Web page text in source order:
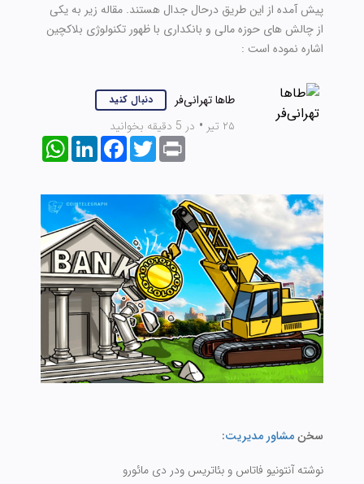
پیش آمده از این طریق درحال جدال هستند. مقاله زیر به یکی
از چالش های حوزه مالی و بانکداری با ظهور تکنولوژی بلاکچین
اشاره نموده است :
طاها تهرانی‌فر دنبال کنید
۲۵ تیر • در 5 دقیقه بخوانید
WhatsAppLinkedInFacebookTwitterPrint
سخنمشاور مدیریت:
نوشته آنتونیو فاتاس و بئاتریس ودر دی مائورو